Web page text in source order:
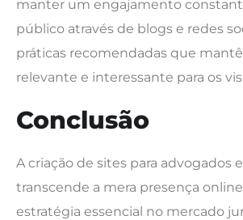
manter um engajamento
público através de blogs e redes
práticas recomendadas que
relevante e interessante para os
Conclusão
A criação de sites para advogados
transcende a mera presença
estratégia essencial no mercado